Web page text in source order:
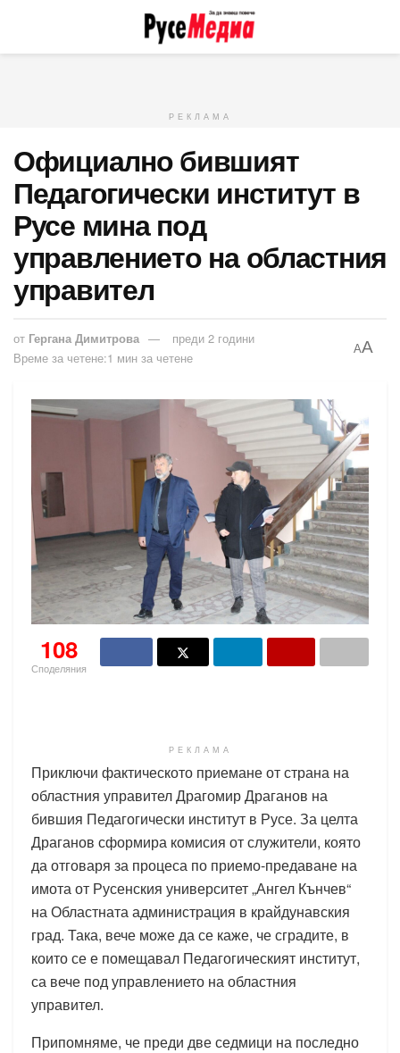
РЕКЛАМА
Официално бившият
Педагогически институт в
Русе мина под
управлението на областния
управител
от Гергана Димитрова
преди 2 години
Време за четене:1 мин за четене
AA
108
Споделяния
РЕКЛАМА
Приключи фактическото приемане от страна на
областния управител Драгомир Драганов на
бившия Педагогически институт в Русе. За целта
Драганов сформира комисия от служители, която
да отговаря за процеса по приемо-предаване на
имота от Русенския университет „Ангел Кънчев“
на Областната администрация в крайдунавския
град. Така, вече може да се каже, че сградите, в
които се е помещавал Педагогическият институт,
са вече под управлението на областния
управител.
Припомняме, че преди две седмици на последно